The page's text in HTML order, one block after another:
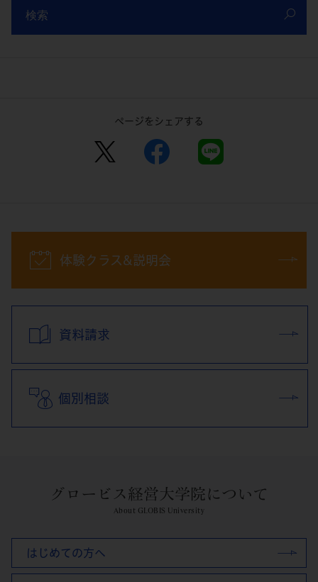
検索
ページをシェアする
体験クラス&説明会
資料請求
個別相談
グロービス経営大学院について
About GLOBIS University
はじめての方へ